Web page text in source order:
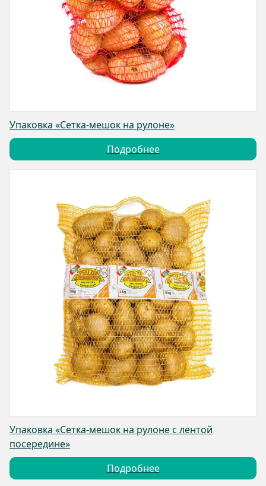
Упаковка «Сетка-мешок на рулоне»
Подробнее
Упаковка «Сетка-мешок на рулоне с лентой
посередине»
Подробнее